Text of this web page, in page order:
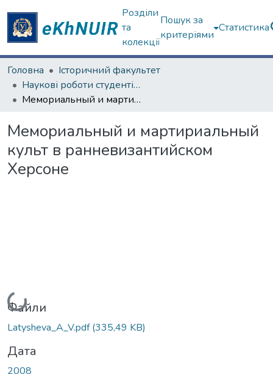
Розділи
та
колекції
Пошук за
критеріями
Статистика
Головна
Історичний факультет
Наукові роботи студентів та аспірантів. Історичний факультет
Мемориальный и мартириальный культ в ранневизантийском Херсоне
Мемориальный и мартириальный
культ в ранневизантийском
Херсоне
Вантажиться...
Файли
Latysheva_A_V.pdf(335,49 KB)
Дата
2008